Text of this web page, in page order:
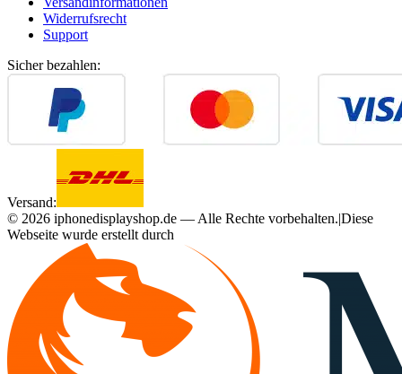
Widerrufsrecht
Support
Sicher bezahlen:
Versand:
© 2026 iphonedisplayshop.de — Alle Rechte vorbehalten.|Diese
Webseite wurde erstellt durch